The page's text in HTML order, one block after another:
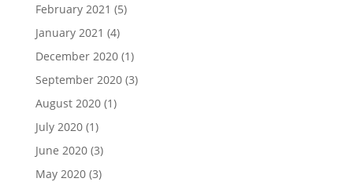
February 2021 (5)
January 2021 (4)
December 2020(1)
September 2020(3)
August 2020(1)
July 2020(1)
June 2020(3)
May 2020(3)